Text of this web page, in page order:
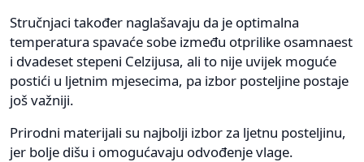
Stručnjaci također naglašavaju da je optimalna
temperatura spavaće sobe između otprilike osamnaest
i dvadeset stepeni Celzijusa, ali to nije uvijek moguće
postići u ljetnim mjesecima, pa izbor posteljine postaje
još važniji.
Prirodni materijali su najbolji izbor za ljetnu posteljinu,
jer bolje dišu i omogućavaju odvođenje vlage.